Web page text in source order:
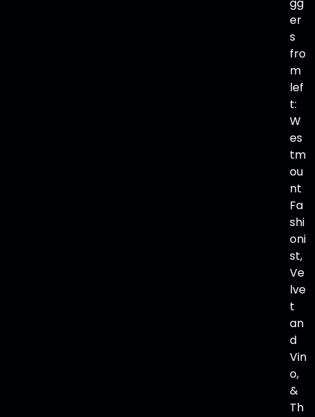
er
s
fro
m
lef
t:
W
es
tm
ou
nt
Fa
shi
oni
st,
Ve
lve
t
an
d
Vin
o,
&
Th